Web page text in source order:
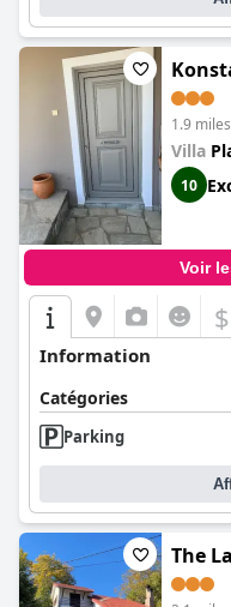
1.9
Villa
10
Voir
$
Information
Catégories
Parking
The